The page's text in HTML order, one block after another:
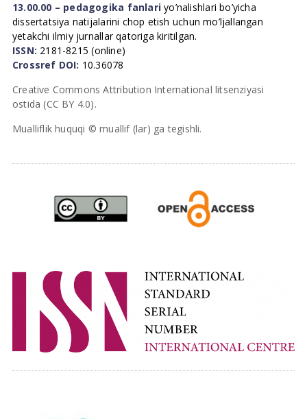
13.00.00 – pedagogika fanlari yo’nalishlari bo’yicha
dissertatsiya natijalarini chop etish uchun mo’ljallangan
yetakchi ilmiy jurnallar qatoriga kiritilgan.
ISSN: 2181-8215 (online)
Crossref DOI: 10.36078
Creative Commons Attribution International litsenziyasi
ostida (CC BY 4.0).
Mualliflik huquqi © muallif (lar) ga tegishli.